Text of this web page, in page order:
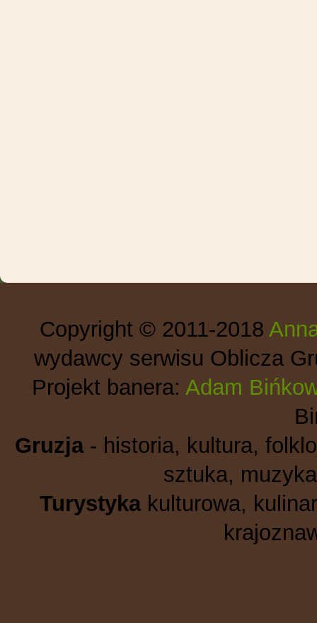
Copyright © 2011-2018
wydawcy serwisu Oblicza
Projekt banera: Adam
Gruzja- historia, kultura,
sztuka,
Turystykakulturowa,